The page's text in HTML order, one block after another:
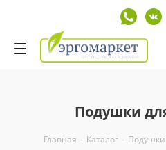
Подушки
Главная - Каталог - Подушки